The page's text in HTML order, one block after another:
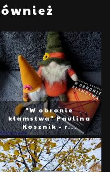
"W obronie
kłamstwa" Paulina
Kosznik - r...